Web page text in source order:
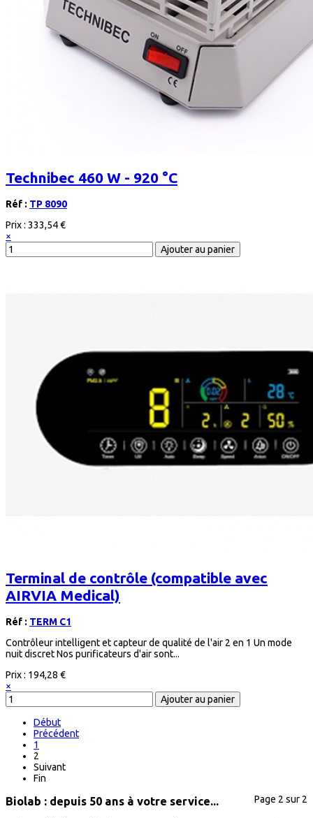
Technibec 460 W - 920 °C
Réf : TP 8090
Prix : 333,54 €
×
Terminal de contrôle (compatible avec
AIRVIA Medical)
Réf : TERM C1
Contrôleur intelligent et capteur de qualité de l'air 2 en 1 Un mode
nuit discret Nos purificateurs d'air sont...
Prix : 194,28 €
×
Début
Précédent
1
2
Suivant
Fin
Page 2 sur 2
Biolab : depuis 50 ans à votre service...